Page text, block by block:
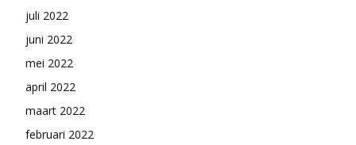
juli 2022
juni 2022
mei 2022
april 2022
maart 2022
februari 2022